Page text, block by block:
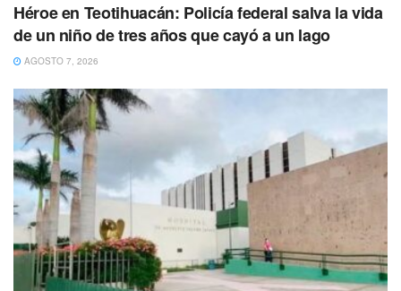
basamentos y 218 piezas de cerámica, metates y figurillas.
Puedes Leer Además
Héroe en Teotihuacán: Policía federal salva la vida
de un niño de tres años que cayó a un lago
AGOSTO 7, 2026